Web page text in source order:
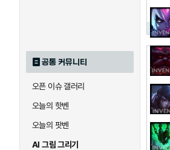
공통 커뮤니티
오픈 이슈 갤러리
오늘의 핫벤
오늘의 팟벤
AI 그림 그리기